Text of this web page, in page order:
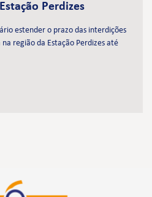
Perdizes
estender o prazo das interdições
região da Estação Perdizes até